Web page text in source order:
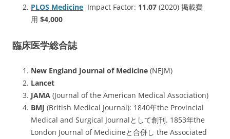
PLOS Medicine Impact Factor: 11.07 (2020) 掲載費
用 $4,000
臨床医学総合誌
New England Journal of Medicine (NEJM)
Lancet
JAMA (Journal of the American Medical Association)
BMJ (British Medical Journal): 1840年the Provincial
Medical and Surgical Journalとして創刊. 1853年the
London Journal of Medicineと合併し the Associated